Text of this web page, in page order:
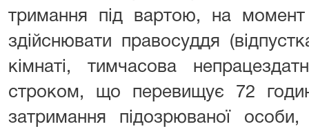
тримання під вартою, на момент
здійснювати правосуддя
кімнаті, тимчасова
строком, що перевищує 72
затримання підозрюваної